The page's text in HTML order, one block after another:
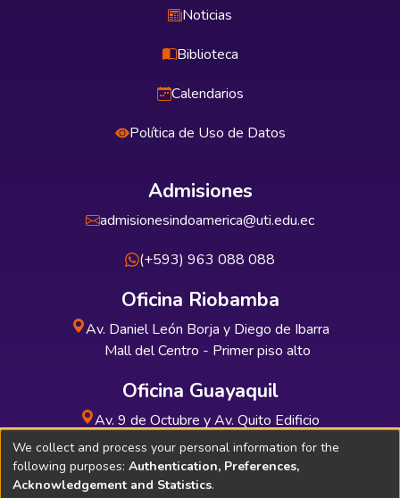
Noticias
Biblioteca
Calendarios
Política de Uso de Datos
Admisiones
admisionesindoamerica@uti.edu.ec
(+593) 963 088 088
Oficina Riobamba
Av. Daniel León Borja y Diego de Ibarra
Mall del Centro - Primer piso alto
Oficina Guayaquil
Av. 9 de Octubre y Av. Quito Edificio
INDUAUTO - Planta baja
We collect and process your personal information for the
following purposes: Authentication, Preferences,
Acknowledgement and Statistics.